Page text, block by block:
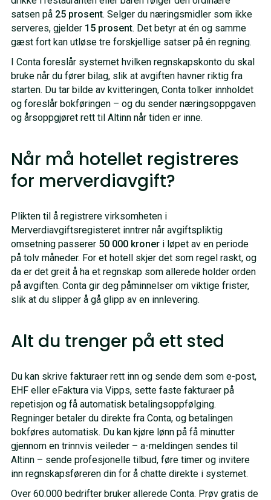
satsen på 25 prosent. Selger du næringsmidler som ikke
serveres, gjelder 15 prosent. Det betyr at én og samme
gæst fort kan utløse tre forskjellige satser på én regning.
I Conta foreslår systemet hvilken regnskapskonto du skal
bruke når du fører bilag, slik at avgiften havner riktig fra
starten. Du tar bilde av kvitteringen, Conta tolker innholdet
og foreslår bokføringen – og du sender næringsoppgaven
og årsoppgjøret rett til Altinn når tiden er inne.
Når må hotellet registreres
for merverdiavgift?
Plikten til å registrere virksomheten i
Merverdiavgiftsregisteret inntrer når avgiftspliktig
omsetning passerer 50 000 kroneri løpet av en periode
på tolv måneder. For et hotell skjer det som regel raskt, og
da er det greit å ha et regnskap som allerede holder orden
på avgiften. Conta gir deg påminnelser om viktige frister,
slik at du slipper å gå glipp av en innlevering.
Alt du trenger på ett sted
Du kan skrive fakturaer rett inn og sende dem som e-post,
EHF eller eFaktura via Vipps, sette faste fakturaer på
repetisjon og få automatisk betalingsoppfølging.
Regninger betaler du direkte fra Conta, og betalingen
bokføres automatisk. Du kan kjøre lønn på få minutter
gjennom en trinnvis veileder – a-meldingen sendes til
Altinn – sende profesjonelle tilbud, føre timer og invitere
inn regnskapsføreren din for å chatte direkte i systemet.
Over 60.000 bedrifter bruker allerede Conta. Prøv gratis de